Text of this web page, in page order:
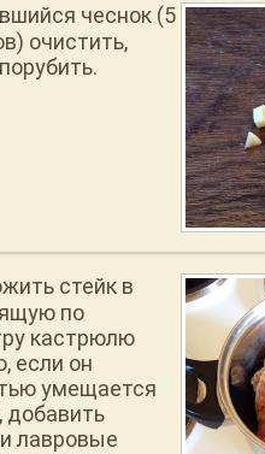
чеснок (5
очистить,
стейк в
по
кастрюлю
если он
умещается
добавить
лавровые